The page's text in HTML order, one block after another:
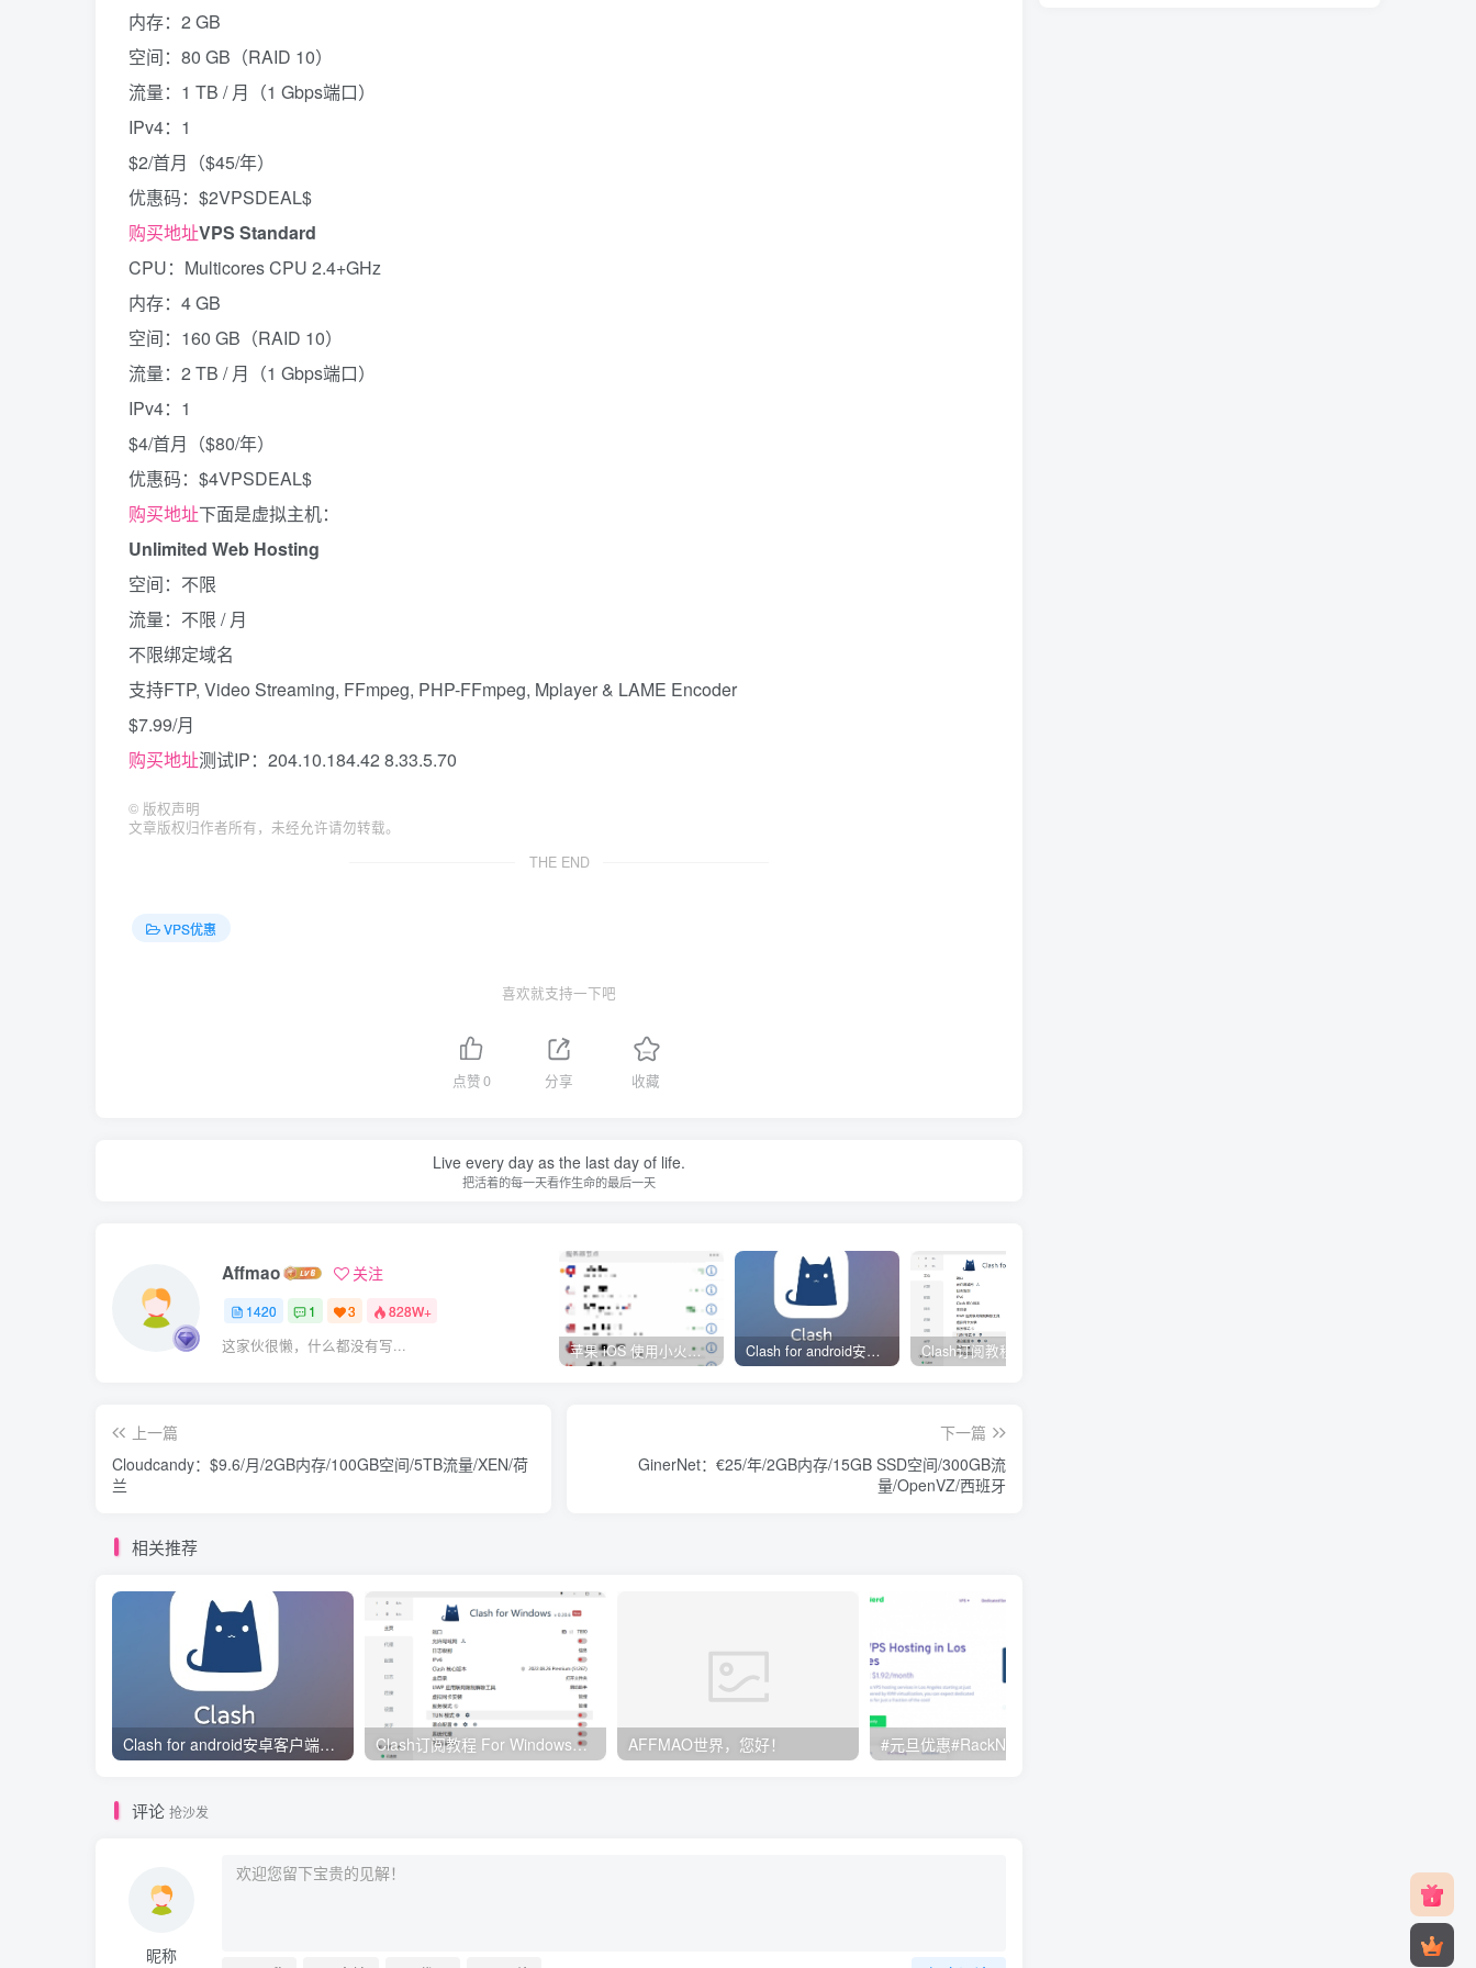
内存：2 GB
空间：80 GB（RAID 10）
流量：1 TB / 月（1 Gbps端口）
IPv4：1
$2/首月（$45/年）
优惠码：$2VPSDEAL$
购买地址VPS Standard
CPU：Multicores CPU 2.4+GHz
内存：4 GB
空间：160 GB（RAID 10）
流量：2 TB / 月（1 Gbps端口）
IPv4：1
$4/首月（$80/年）
优惠码：$4VPSDEAL$
购买地址下面是虚拟主机：
Unlimited Web Hosting
空间：不限
流量：不限 / 月
不限绑定域名
支持FTP, Video Streaming, FFmpeg, PHP-FFmpeg, Mplayer & LAME Encoder
$7.99/月
购买地址测试IP：204.10.184.42 8.33.5.70
© 版权声明
文章版权归作者所有，未经允许请勿转载。
THE END
VPS优惠
喜欢就支持一下吧
点赞0 分享 收藏
Live every day as the last day of life.
把活着的每一天看作生命的最后一天
Affmao 关注
1420 1 3 828W+
这家伙很懒，什么都没有写... 苹果 iOS 使用小火箭(shadowrocket)新手教程 Clash for android安卓客户端保姆级新手使用教程
上一篇
Cloudcandy：$9.6/月/2GB内存/100GB空间/5TB流量/XEN/荷
兰
下一篇
GinerNet：€25/年/2GB内存/15GB SSD空间/300GB流
量/OpenVZ/西班牙
相关推荐
Clash for android安卓客户端保姆级新手使用教程 Clash订阅教程 For Windows中文使用图文教程 AFFMAO世界，您好！
评论 抢沙发
昵称